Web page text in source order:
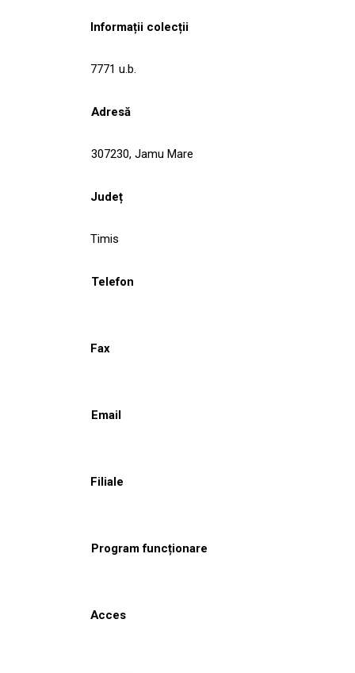
Informații colecții
7771 u.b.
Adresă
307230, Jamu Mare
Județ
Timis
Telefon
Fax
Email
Filiale
Program funcționare
Acces